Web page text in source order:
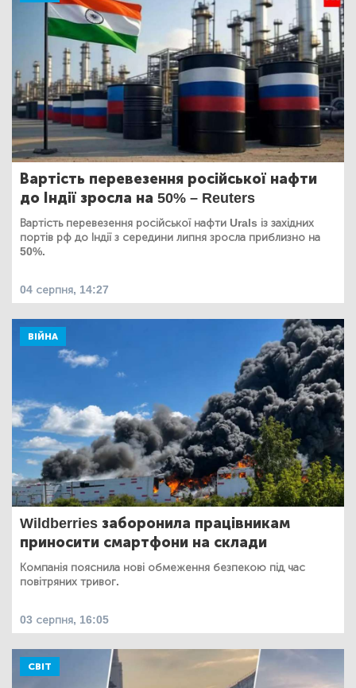
Вартість перевезення російської нафти
до Індії зросла на 50% – Reuters
Вартість перевезення російської нафти Urals із західних
портів рф до Індії з середини липня зросла приблизно на
50%.
04 серпня, 14:27
ВІЙНА
Wildberries заборонила працівникам
приносити смартфони на склади
Компанія пояснила нові обмеження безпекою під час
повітряних тривог.
03 серпня, 16:05
СВІТ